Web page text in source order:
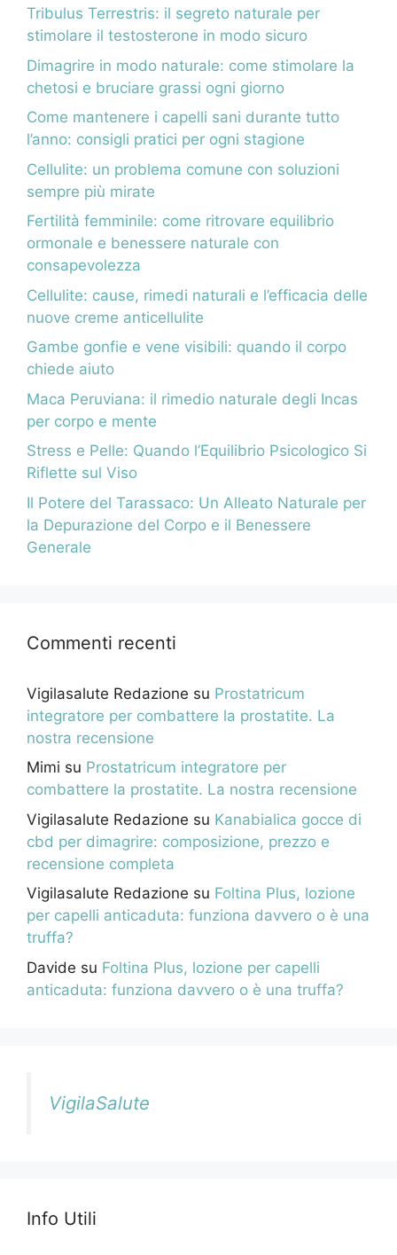
Tribulus Terrestris: il segreto naturale per
stimolare il testosterone in modo sicuro
Dimagrire in modo naturale: come stimolare la
chetosi e bruciare grassi ogni giorno
Come mantenere i capelli sani durante tutto
l’anno: consigli pratici per ogni stagione
Cellulite: un problema comune con soluzioni
sempre più mirate
Fertilità femminile: come ritrovare equilibrio
ormonale e benessere naturale con
consapevolezza
Cellulite: cause, rimedi naturali e l’efficacia delle
nuove creme anticellulite
Gambe gonfie e vene visibili: quando il corpo
chiede aiuto
Maca Peruviana: il rimedio naturale degli Incas
per corpo e mente
Stress e Pelle: Quando l’Equilibrio Psicologico Si
Riflette sul Viso
Il Potere del Tarassaco: Un Alleato Naturale per
la Depurazione del Corpo e il Benessere
Generale
Commenti recenti
Vigilasalute Redazione su Prostatricum
integratore per combattere la prostatite. La
nostra recensione
Mimi su Prostatricum integratore per
combattere la prostatite. La nostra recensione
Vigilasalute Redazione su Kanabialica gocce di
cbd per dimagrire: composizione, prezzo e
recensione completa
Vigilasalute Redazione su Foltina Plus, lozione
per capelli anticaduta: funziona davvero o è una
truffa?
Davide su Foltina Plus, lozione per capelli
anticaduta: funziona davvero o è una truffa?
VigilaSalute
Info Utili